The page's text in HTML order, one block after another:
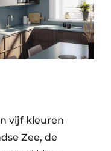
vijf kleuren
Zee, de